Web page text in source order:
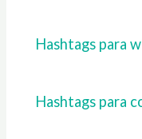
Hashtags para
Hashtags para